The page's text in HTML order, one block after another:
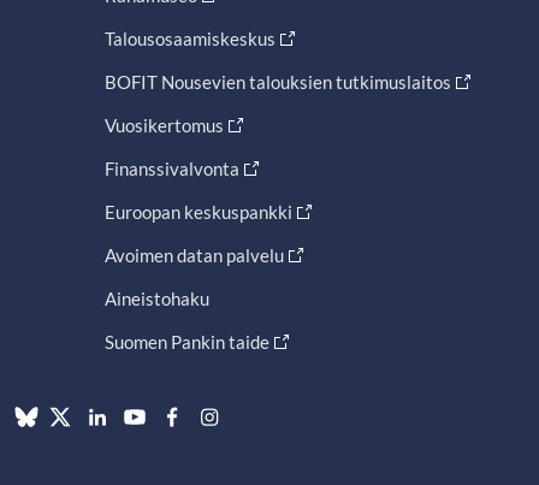
Talousosaamiskeskus
BOFIT Nousevien talouksien tutkimuslaitos
Vuosikertomus
Finanssivalvonta
Euroopan keskuspankki
Avoimen datan palvelu
Aineistohaku
Suomen Pankin taide